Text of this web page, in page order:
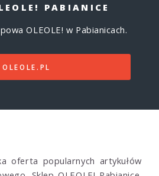
PABIANICE
OLEOLE! w Pabianicach.
OLEOLE.PL
oferta popularnych artykułów